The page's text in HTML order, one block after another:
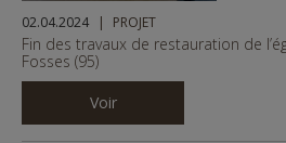
02.04.2024 PROJET
Fin des travaux de restauration de
Fosses (95)
Voir